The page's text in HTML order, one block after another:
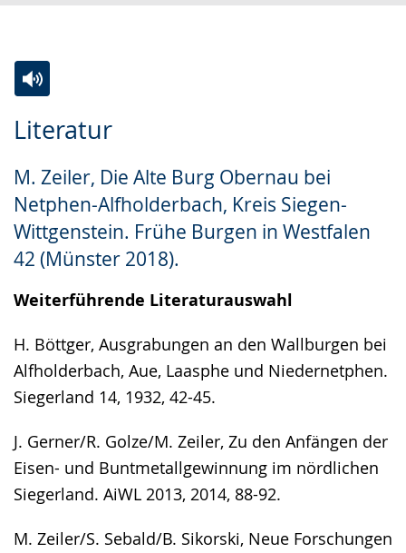
Literatur
M. Zeiler, Die Alte Burg Obernau bei
Netphen-Alfholderbach, Kreis Siegen-
Wittgenstein. Frühe Burgen in Westfalen
42 (Münster 2018).
Weiterführende Literaturauswahl
H. Böttger, Ausgrabungen an den Wallburgen bei
Alfholderbach, Aue, Laasphe und Niedernetphen.
Siegerland 14, 1932, 42-45.
J. Gerner/R. Golze/M. Zeiler, Zu den Anfängen der
Eisen- und Buntmetallgewinnung im nördlichen
Siegerland. AiWL 2013, 2014, 88-92.
M. Zeiler/S. Sebald/B. Sikorski, Neue Forschungen
Leichten
wechseln.
Audio-
Video
Deutscher
Gebärdensprache
wird
angezeigt.